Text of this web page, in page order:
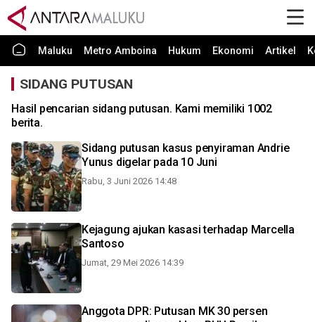
Maluku Metro Amboina Hukum Ekonomi Artikel
SIDANG PUTUSAN
Hasil pencarian sidang putusan. Kami memiliki 1002
berita.
Sidang putusan kasus penyiraman Andrie
Yunus digelar pada 10 Juni
Rabu, 3 Juni 2026 14:48
Kejagung ajukan kasasi terhadap Marcella
Santoso
Jumat, 29 Mei 2026 14:39
Anggota DPR: Putusan MK 30 persen